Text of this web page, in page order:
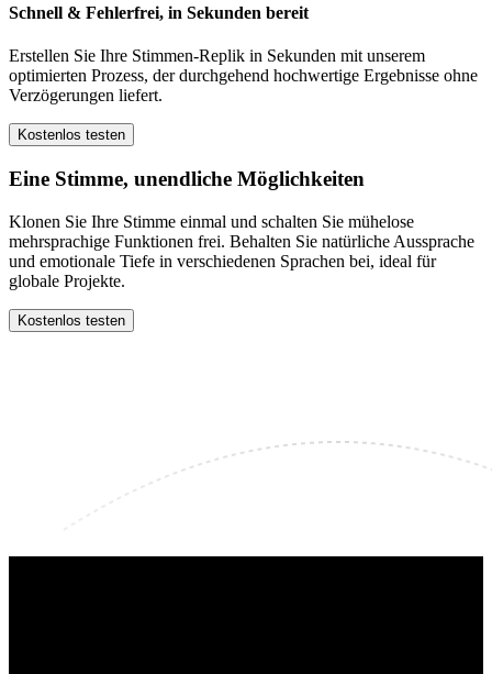
Schnell & Fehlerfrei, in Sekunden bereit
Erstellen Sie Ihre Stimmen-Replik in Sekunden mit unserem
optimierten Prozess, der durchgehend hochwertige Ergebnisse ohne
Verzögerungen liefert.
Kostenlos testen
Eine Stimme, unendliche Möglichkeiten
Klonen Sie Ihre Stimme einmal und schalten Sie mühelose
mehrsprachige Funktionen frei. Behalten Sie natürliche Aussprache
und emotionale Tiefe in verschiedenen Sprachen bei, ideal für
globale Projekte.
Kostenlos testen